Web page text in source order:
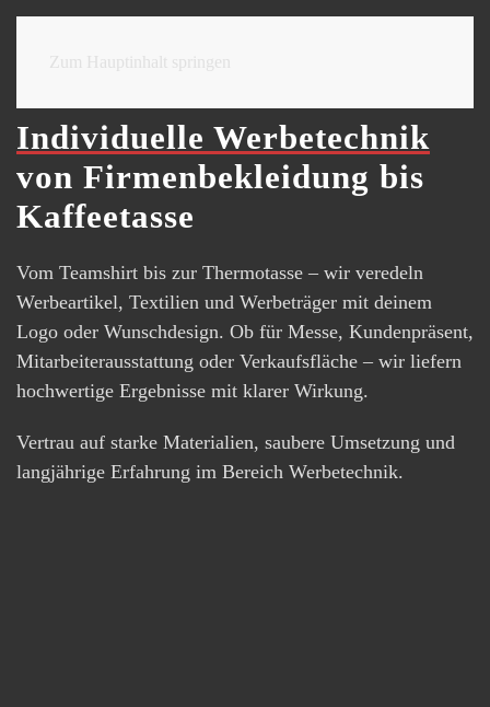
Zum Hauptinhalt springen
Individuelle Werbetechnik
von Firmenbekleidung bis
Kaffeetasse
Vom Teamshirt bis zur Thermotasse – wir veredeln
Werbeartikel, Textilien und Werbeträger mit deinem
Logo oder Wunschdesign. Ob für Messe, Kundenpräsent,
Mitarbeiterausstattung oder Verkaufsfläche – wir liefern
hochwertige Ergebnisse mit klarer Wirkung.
Vertrau auf starke Materialien, saubere Umsetzung und
langjährige Erfahrung im Bereich Werbetechnik.